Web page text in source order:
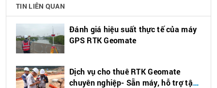
TIN LIÊN QUAN
Đánh giá hiệu suất thực tế của máy
GPS RTK Geomate
Dịch vụ cho thuê RTK Geomate
chuyên nghiệp- Sẵn máy, hỗ trợ tận